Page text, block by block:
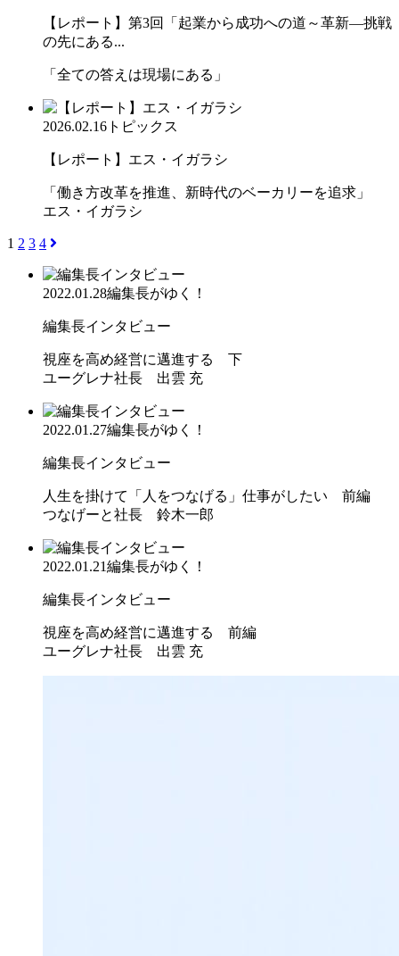
【レポート】第3回「起業から成功への道～革新―挑戦
の先にある...
「全ての答えは現場にある」
2026.02.16 トピックス
【レポート】エス・イガラシ
「働き方改革を推進、新時代のベーカリーを追求」
エス・イガラシ
1 2 3 4
2022.01.28編集長がゆく！
編集長インタビュー
視座を高め経営に邁進する 下
ユーグレナ社長 出雲 充
2022.01.27編集長がゆく！
編集長インタビュー
人生を掛けて「人をつなげる」仕事がしたい 前編
つなげーと社長 鈴木一郎
2022.01.21編集長がゆく！
編集長インタビュー
視座を高め経営に邁進する 前編
ユーグレナ社長 出雲 充